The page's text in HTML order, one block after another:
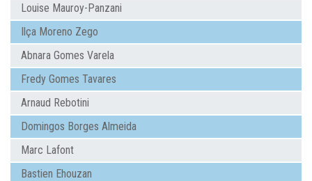
Louise Mauroy-Panzani
Ilça Moreno Zego
Abnara Gomes Varela
Fredy Gomes Tavares
Arnaud Rebotini
Domingos Borges Almeida
Marc Lafont
Bastien Ehouzan